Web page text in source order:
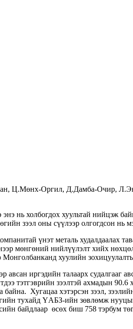
Ц.Мөнх-Оргил, Д.Дамба-Очир,
нь холбогдох хуультай нийцэж
зээл оны сүүлээр олгогдсон нь
үнэт металь худалдаалах
мөнгөний нийлүүлэлт хийх
Монголбанканд хуулийн
иргэдийн талаарх судалгааг
тэтгэврийн зээлтэй ахмадын 90.6
Хугацаа хэтэрсэн зээл,
тухайд ҮАБЗ-ийн зөвлөмж
байдлаар өсөх биш 758 тэрбум